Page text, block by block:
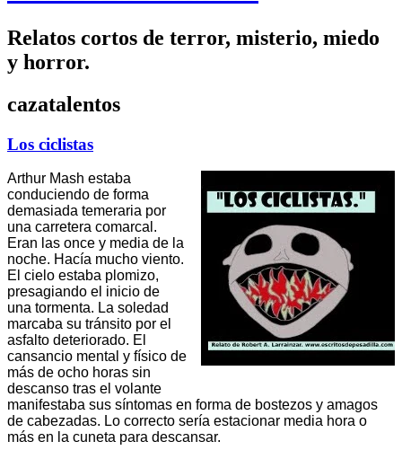
Relatos cortos de terror, misterio, miedo
y horror.
cazatalentos
Los ciclistas
Arthur Mash estaba
conduciendo de forma
demasiada temeraria por
una carretera comarcal.
Eran las once y media de la
noche. Hacía mucho viento.
El cielo estaba plomizo,
presagiando el inicio de
una tormenta. La soledad
marcaba su tránsito por el
asfalto deteriorado. El
cansancio mental y físico de
más de ocho horas sin
descanso tras el volante
manifestaba sus síntomas en forma de bostezos y amagos
de cabezadas. Lo correcto sería estacionar media hora o
más en la cuneta para descansar.